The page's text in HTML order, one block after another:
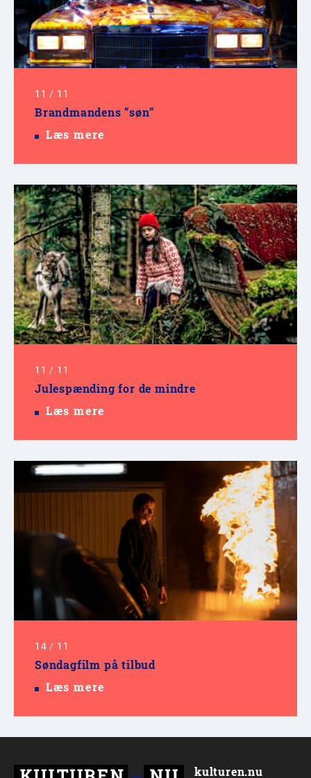
11 / 11
Brandmandens ”søn”
Læs mere
11 / 11
Julespænding for de mindre
Læs mere
14 / 11
Søndagfilm på tilbud
Læs mere
kulturen.nu